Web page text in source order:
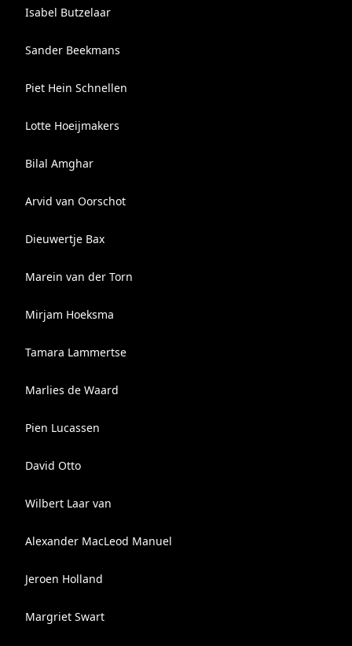
Isabel Butzelaar
Sander Beekmans
Piet Hein Schnellen
Lotte Hoeijmakers
Bilal Amghar
Arvid van Oorschot
Dieuwertje Bax
Marein van der Torn
Mirjam Hoeksma
Tamara Lammertse
Marlies de Waard
Pien Lucassen
David Otto
Wilbert Laar van
Alexander MacLeod Manuel
Jeroen Holland
Margriet Swart